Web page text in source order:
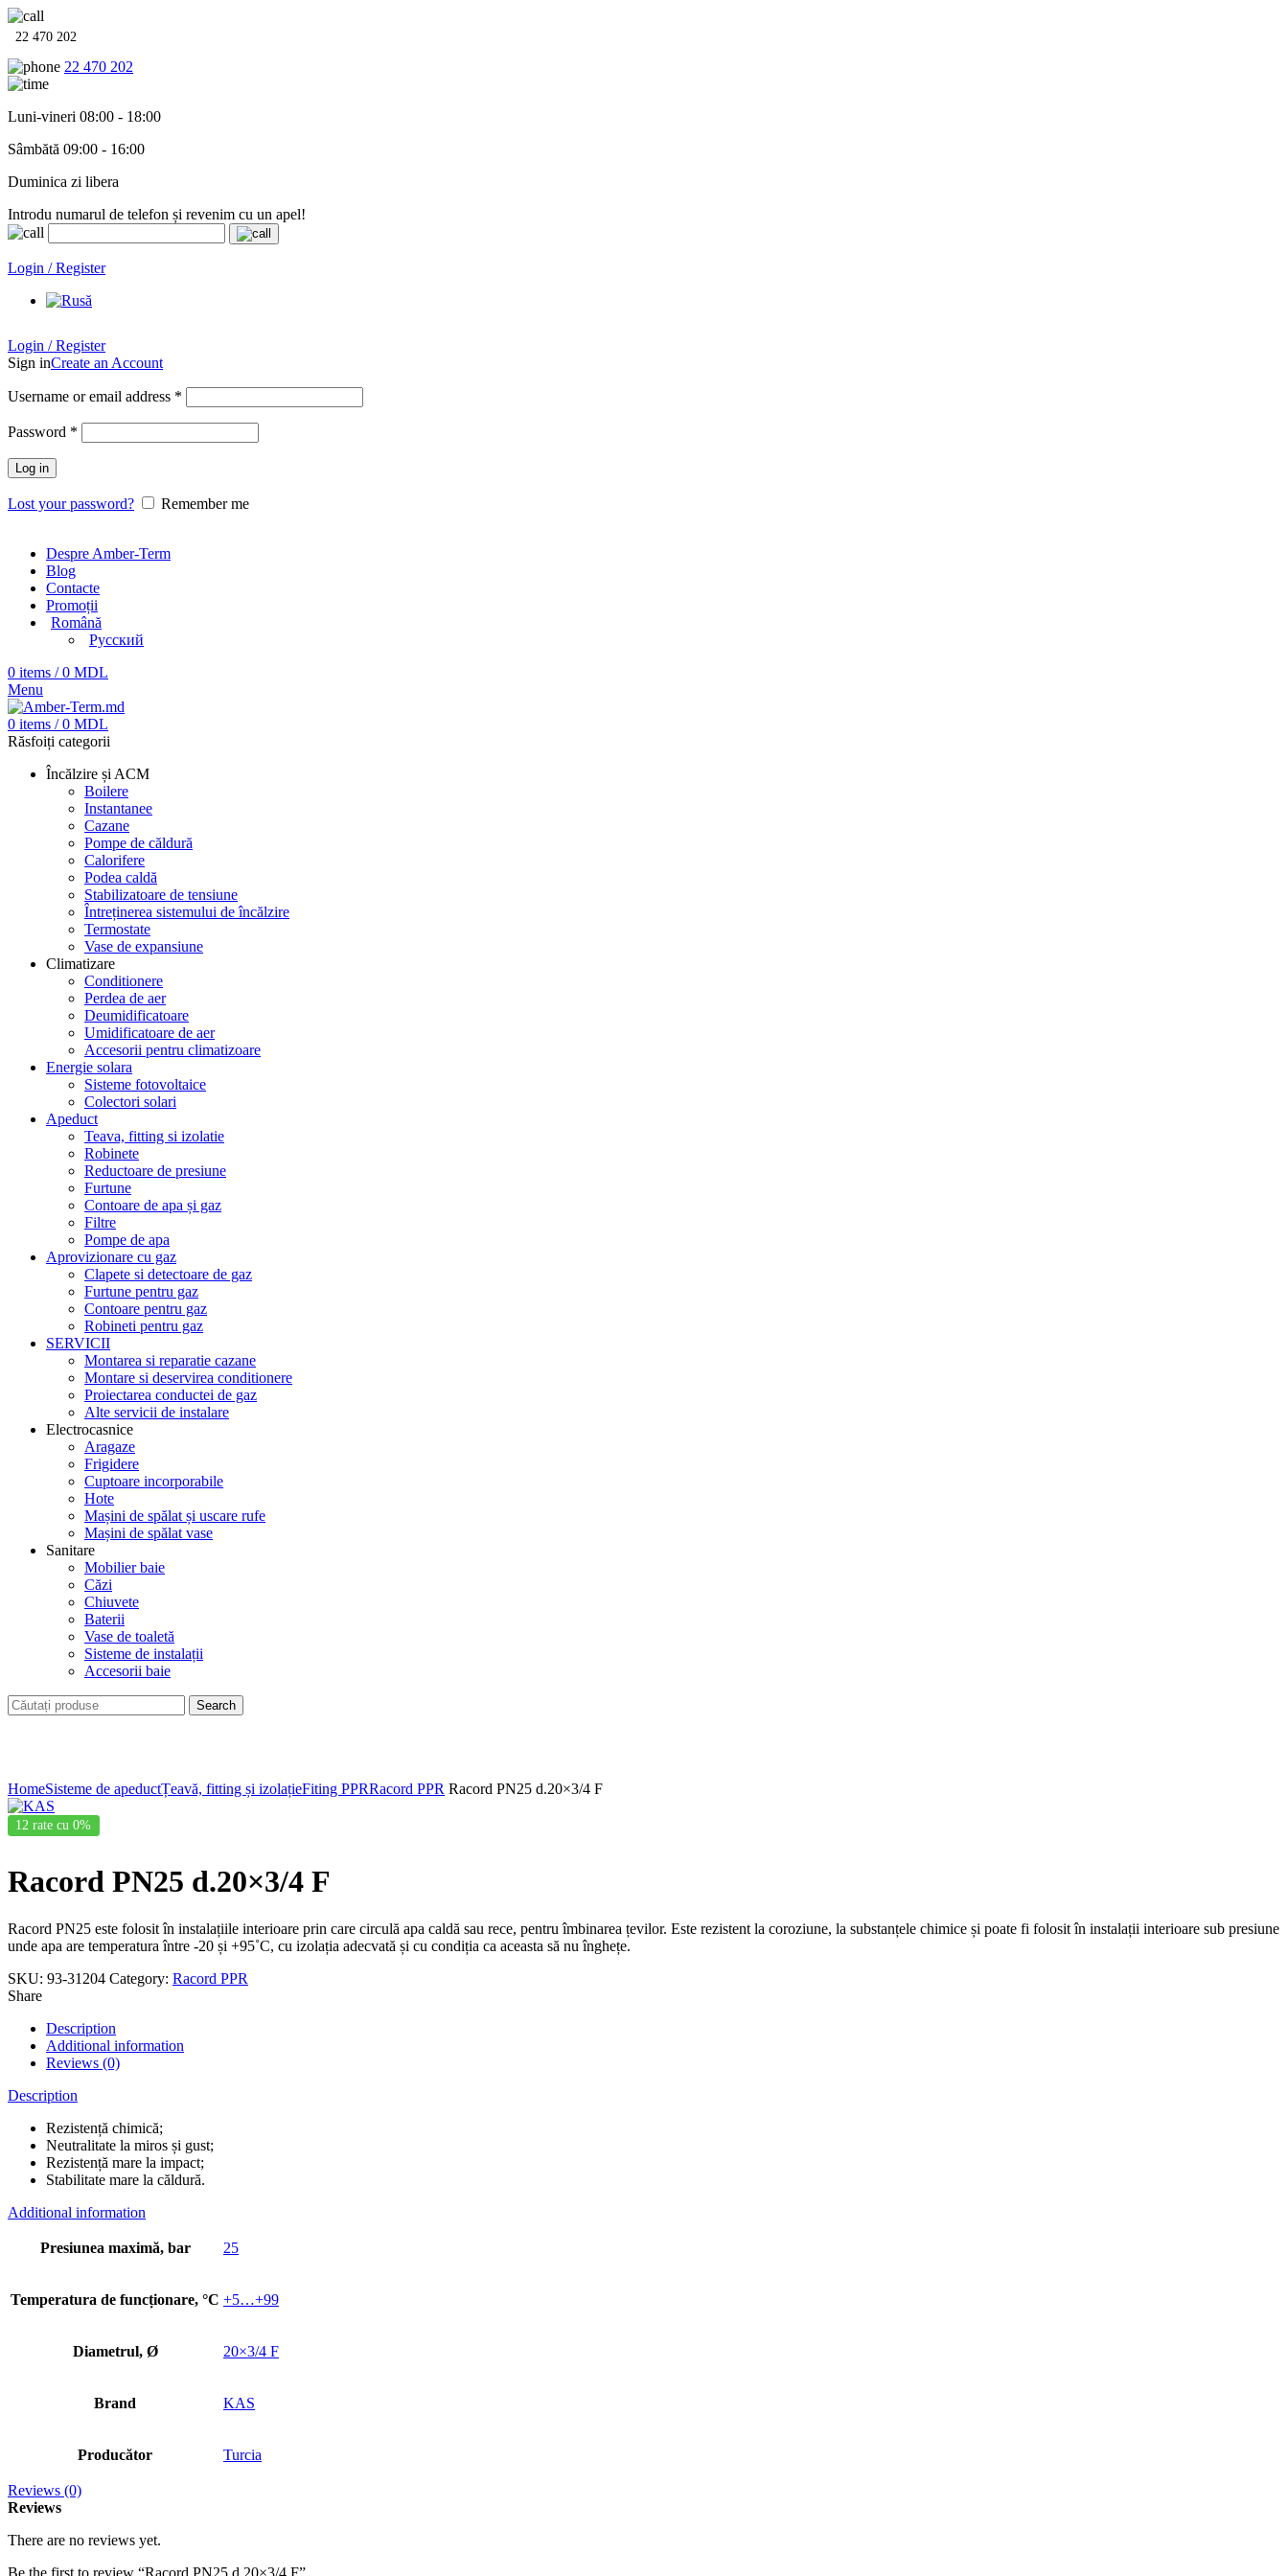
22 470 202
22 470 202
Luni-vineri 08:00 - 18:00
Sâmbătă 09:00 - 16:00
Duminica zi libera
Introdu numarul de telefon și revenim cu un apel!
Login / Register
Login / Register
Sign inCreate an Account
Username or email address *
Password *
Log in
Lost your password? Remember me
Despre Amber-Term
Blog
Contacte
Promoții
Română
Русский
0 items / 0 MDL
Menu
0 items / 0 MDL
Răsfoiți categorii
Încălzire și ACM
Boilere
Instantanee
Cazane
Pompe de căldură
Calorifere
Podea caldă
Stabilizatoare de tensiune
Întreținerea sistemului de încălzire
Termostate
Vase de expansiune
Climatizare
Conditionere
Perdea de aer
Deumidificatoare
Umidificatoare de aer
Accesorii pentru climatizoare
Energie solara
Sisteme fotovoltaice
Colectori solari
Apeduct
Teava, fitting si izolatie
Robinete
Reductoare de presiune
Furtune
Contoare de apa și gaz
Filtre
Pompe de apa
Aprovizionare cu gaz
Clapete si detectoare de gaz
Furtune pentru gaz
Contoare pentru gaz
Robineti pentru gaz
SERVICII
Montarea si reparatie cazane
Montare si deservirea conditionere
Proiectarea conductei de gaz
Alte servicii de instalare
Electrocasnice
Aragaze
Frigidere
Cuptoare incorporabile
Hote
Mașini de spălat și uscare rufe
Mașini de spălat vase
Sanitare
Mobilier baie
Căzi
Chiuvete
Baterii
Vase de toaletă
Sisteme de instalații
Accesorii baie
Search
HomeSisteme de apeductȚeavă, fitting și izolațieFiting PPRRacord PPR Racord PN25 d.20×3/4 F
12 rate cu 0%
Racord PN25 d.20×3/4 F
Racord PN25 este folosit în instalațiile interioare prin care circulă apa caldă sau rece, pentru îmbinarea țevilor. Este rezistent la coroziune, la substanțele chimice și poate fi folosit în instalații interioare sub presiune
unde apa are temperatura între -20 și +95˚C, cu izolația adecvată și cu condiția ca aceasta să nu înghețe.
SKU: 93-31204 Category: Racord PPR
Share
Description
Additional information
Reviews (0)
Description
Rezistență chimică;
Neutralitate la miros și gust;
Rezistență mare la impact;
Stabilitate mare la căldură.
Additional information
Presiunea maximă, bar 25
Temperatura de funcționare, °C +5…+99
Diametrul, Ø 20×3/4 F
Brand KAS
Producător Turcia
Reviews (0)
Reviews
There are no reviews yet.
Be the first to review “Racord PN25 d.20×3/4 F”